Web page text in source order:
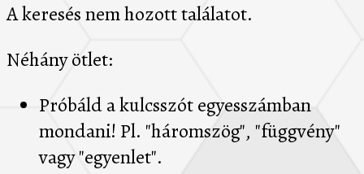
A keresés nem hozott találatot.
Néhány ötlet:
Próbáld a kulcsszót egyesszámban
mondani! Pl. "háromszög", "függvény"
vagy "egyenlet".